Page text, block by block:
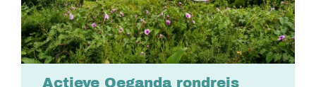
Actieve Oeganda rondreis